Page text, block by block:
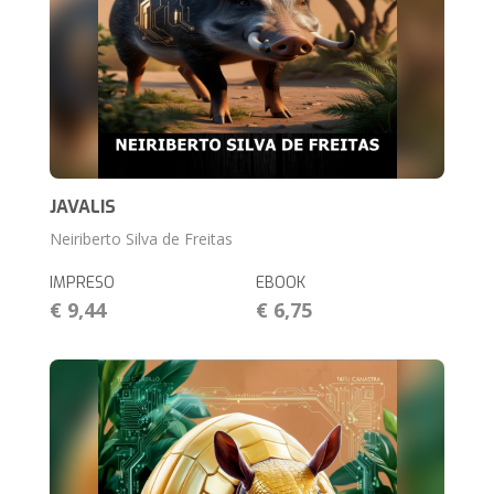
JAVALIS
Neiriberto Silva de Freitas
IMPRESO
€ 9,44
EBOOK
€ 6,75